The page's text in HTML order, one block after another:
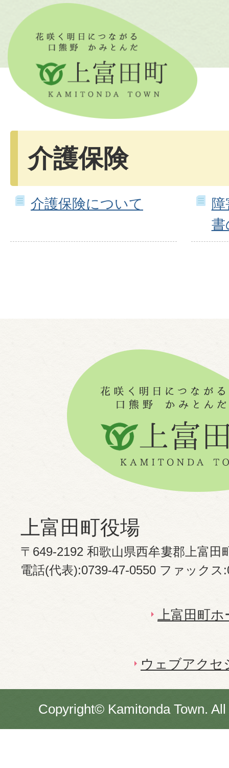
介護保険
介護保険について
書
上富田町役場
〒649-2192 和歌山県西牟婁郡上富田
電話(代表):0739-47-0550 ファックス
上富田町
ウェブアクセ
Copyright© Kamitonda Town.